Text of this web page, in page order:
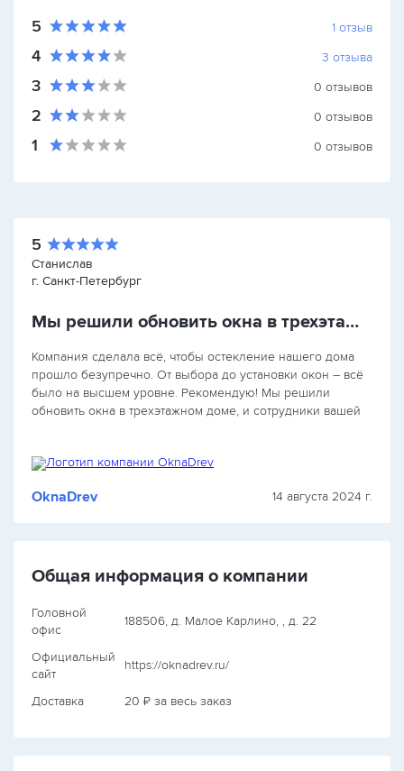
5 1 отзыв
4 3 отзыва
3 0 отзывов
2 0 отзывов
1 0 отзывов
5
Станислав
г. Санкт-Петербург
Мы решили обновить окна в трехэтажном доме
Компания сделала всё, чтобы остекление нашего дома
прошло безупречно. От выбора до установки окон – всё
было на высшем уровне. Рекомендую! Мы решили
обновить окна в трехэтажном доме, и сотрудники вашей
OknaDrev 14 августа 2024 г.
Общая информация о компании
Головной
офис
188506, д. Малое Карлино, , д. 22
Официальный
сайт
https://oknadrev.ru/
Доставка 20 ₽ за весь заказ